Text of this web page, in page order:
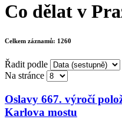
Co dělat v
Celkem záznamů: 1260
Řadit podle
Na stránce
Oslavy 667. výročí
Karlova mostu